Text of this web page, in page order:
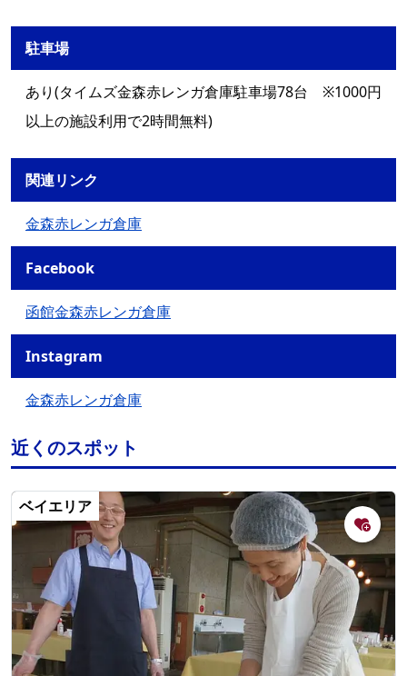
駐車場
あり(タイムズ金森赤レンガ倉庫駐車場78台 ※1000円
以上の施設利用で2時間無料)
関連リンク
金森赤レンガ倉庫
Facebook
函館金森赤レンガ倉庫
Instagram
金森赤レンガ倉庫
近くのスポット
ベイエリア